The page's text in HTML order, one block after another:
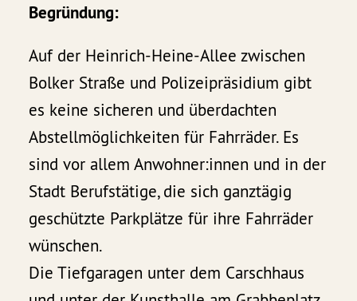
Begründung:
Auf der Heinrich-Heine-Allee zwischen
Bolker Straße und Polizeipräsidium gibt
es keine sicheren und überdachten
Abstellmöglichkeiten für Fahrräder. Es
sind vor allem Anwohner:innen und in der
Stadt Berufstätige, die sich ganztägig
geschützte Parkplätze für ihre Fahrräder
wünschen.
Die Tiefgaragen unter dem Carschhaus